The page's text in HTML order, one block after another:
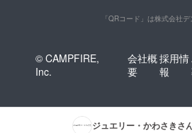
「QRコード」は株式会社
© CAMPFIRE,
Inc.
会社概
要
採用情
報
ジュエリー・かわさきさ